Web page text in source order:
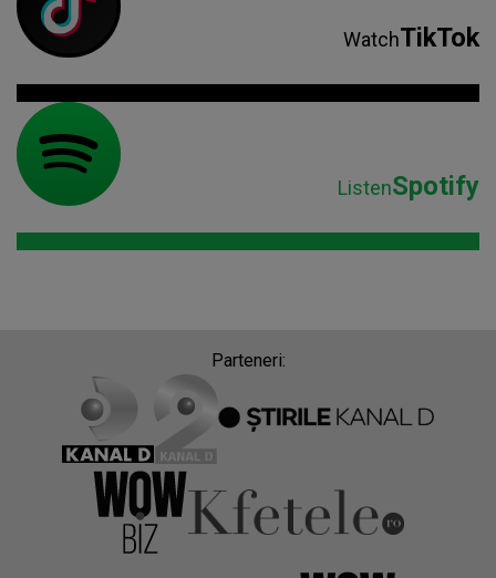
WatchTikTok
ListenSpotify
Parteneri: